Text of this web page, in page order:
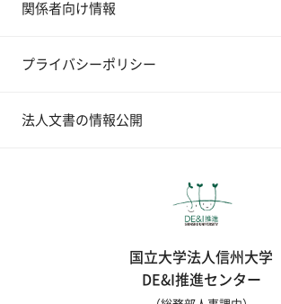
国立大学法人信州大学
DE&I推進センター
関係者向け情報
プライバシーポリシー
法人文書の情報公開